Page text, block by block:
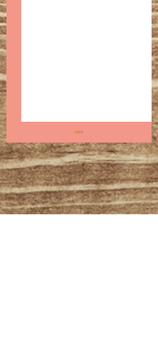
スーパーボウル前に知